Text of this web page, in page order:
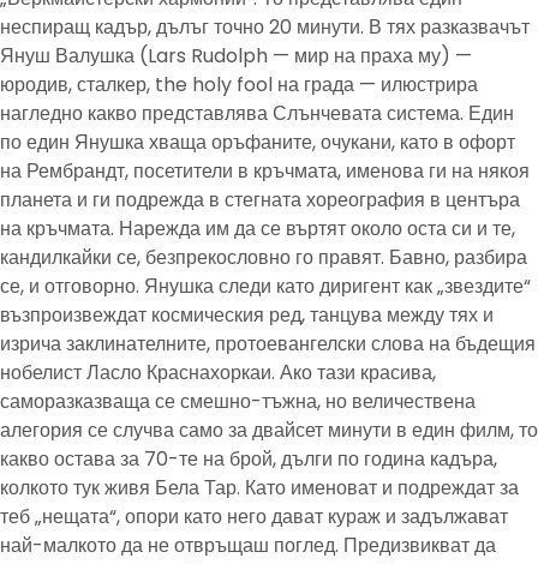
неспиращ кадър, дълъг точно 20 минути. В тях разказвачът
Януш Валушка (Lars Rudolph — мир на праха му) —
юродив, сталкер, the holy fool на града — илюстрира
нагледно какво представлява Слънчевата система. Един
по един Янушка хваща оръфаните, очукани, като в офорт
на Рембрандт, посетители в кръчмата, именова ги на някоя
планета и ги подрежда в стегната хореография в центъра
на кръчмата. Нарежда им да се въртят около оста си и те,
кандилкайки се, безпрекословно го правят. Бавно, разбира
се, и отговорно. Янушка следи като диригент как „звездите“
възпроизвеждат космическия ред, танцува между тях и
изрича заклинателните, протоевангелски слова на бъдещия
нобелист Ласло Краснахоркаи. Ако тази красива,
саморазказваща се смешно-тъжна, но величествена
алегория се случва само за двайсет минути в един филм, то
какво остава за 70-те на брой, дълги по година кадъра,
колкото тук живя Бела Тар. Като именоват и подреждат за
теб „нещата“, опори като него дават кураж и задължават
най-малкото да не отвръщаш поглед. Предизвикват да